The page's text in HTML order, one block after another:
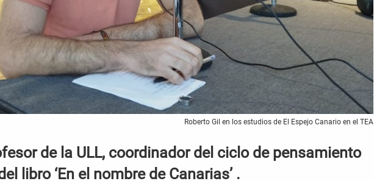
Roberto Gil en los estudios de El Espejo Canario en el TEA
de la ULL, coordinador del ciclo de pensamiento
libro ‘En el nombre de Canarias’ .